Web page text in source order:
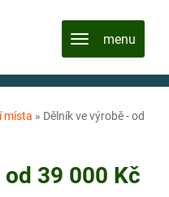
místa » Dělník ve výrobě - od
39 000 Kč